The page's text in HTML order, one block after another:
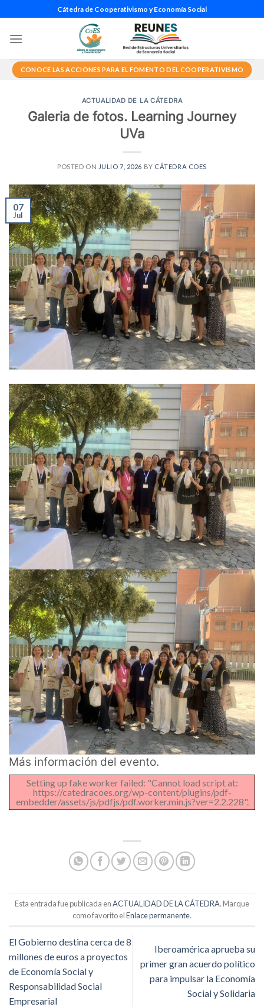
al
contenido
Cátedra de Cooperativismo y Economía Social
CONOCE LAS ACCIONES PARA EL FOMENTO DEL COOPERATIVISMO
ACTUALIDAD DE LA CÁTEDRA
Galeria de fotos. Learning Journey
UVa
POSTED ON JULIO 7, 2026 BY CÁTEDRA COES
07
Jul
Más información del evento.
Setting up fake worker failed: "Cannot load script at:
https://catedracoes.org/wp-content/plugins/pdf-
embedder/assets/js/pdfjs/pdf.worker.min.js?ver=2.2.228".
Esta entrada fue publicada enACTUALIDAD DE LA CÁTEDRA. Marque
como favorito elEnlace permanente.
El Gobierno destina cerca de 8
millones de euros a proyectos
de Economía Social y
Responsabilidad Social
Empresarial
Iberoamérica aprueba su
primer gran acuerdo político
para impulsar la Economía
Social y Solidaria